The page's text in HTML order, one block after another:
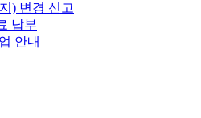
) 변경 신고
납부
안내